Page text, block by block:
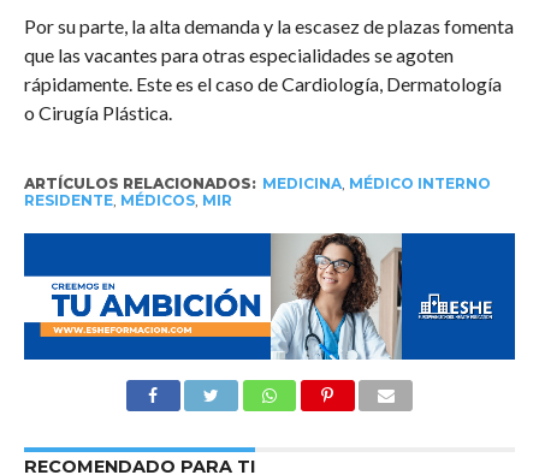
Por su parte, la alta demanda y la escasez de plazas fomenta
que las vacantes para otras especialidades se agoten
rápidamente. Este es el caso de Cardiología, Dermatología
o Cirugía Plástica.
ARTÍCULOS RELACIONADOS: MEDICINA, MÉDICO INTERNO
RESIDENTE, MÉDICOS, MIR
RECOMENDADO PARA TI